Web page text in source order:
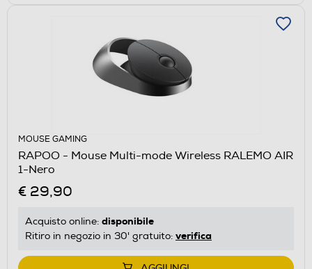
MOUSE GAMING
RAPOO - Mouse Multi-mode Wireless RALEMO AIR
1-Nero
€ 29,90
Acquisto online: disponibile
Ritiro in negozio in 30' gratuito: verifica